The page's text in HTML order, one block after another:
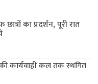
का प्रदर्शन, पूरी रात
कार्यवाही कल तक स्थगित